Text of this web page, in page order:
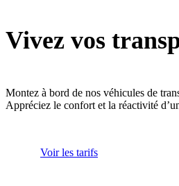
Vivez vos
Montez à bord de nos véhicules de
Appréciez le confort et la réactivité
Voir les tarifs